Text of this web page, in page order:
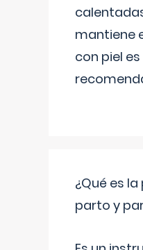
mantiene
con piel
¿Qué es
parto y